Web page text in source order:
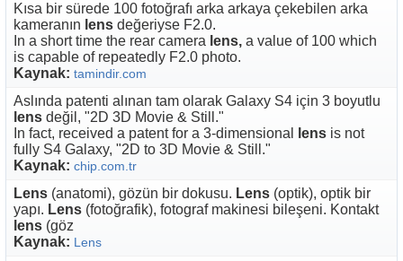
Kısa bir sürede 100 fotoğrafı arka arkaya çekebilen arka
kameranın lens değeriyse F2.0.
In a short time the rear camera lens, a value of 100 which
is capable of repeatedly F2.0 photo.
Kaynak: tamindir.com
Aslında patenti alınan tam olarak Galaxy S4 için 3 boyutlu
lens değil, "2D 3D Movie & Still."
In fact, received a patent for a 3-dimensional
lens is not
fully S4 Galaxy, "2D to 3D Movie & Still."
Kaynak: chip.com.tr
Lens (anatomi), gözün bir dokusu. Lens (optik), optik bir
yapı. Lens (fotoğrafik), fotograf makinesi bileşeni. Kontakt
lens (göz
Kaynak: Lens